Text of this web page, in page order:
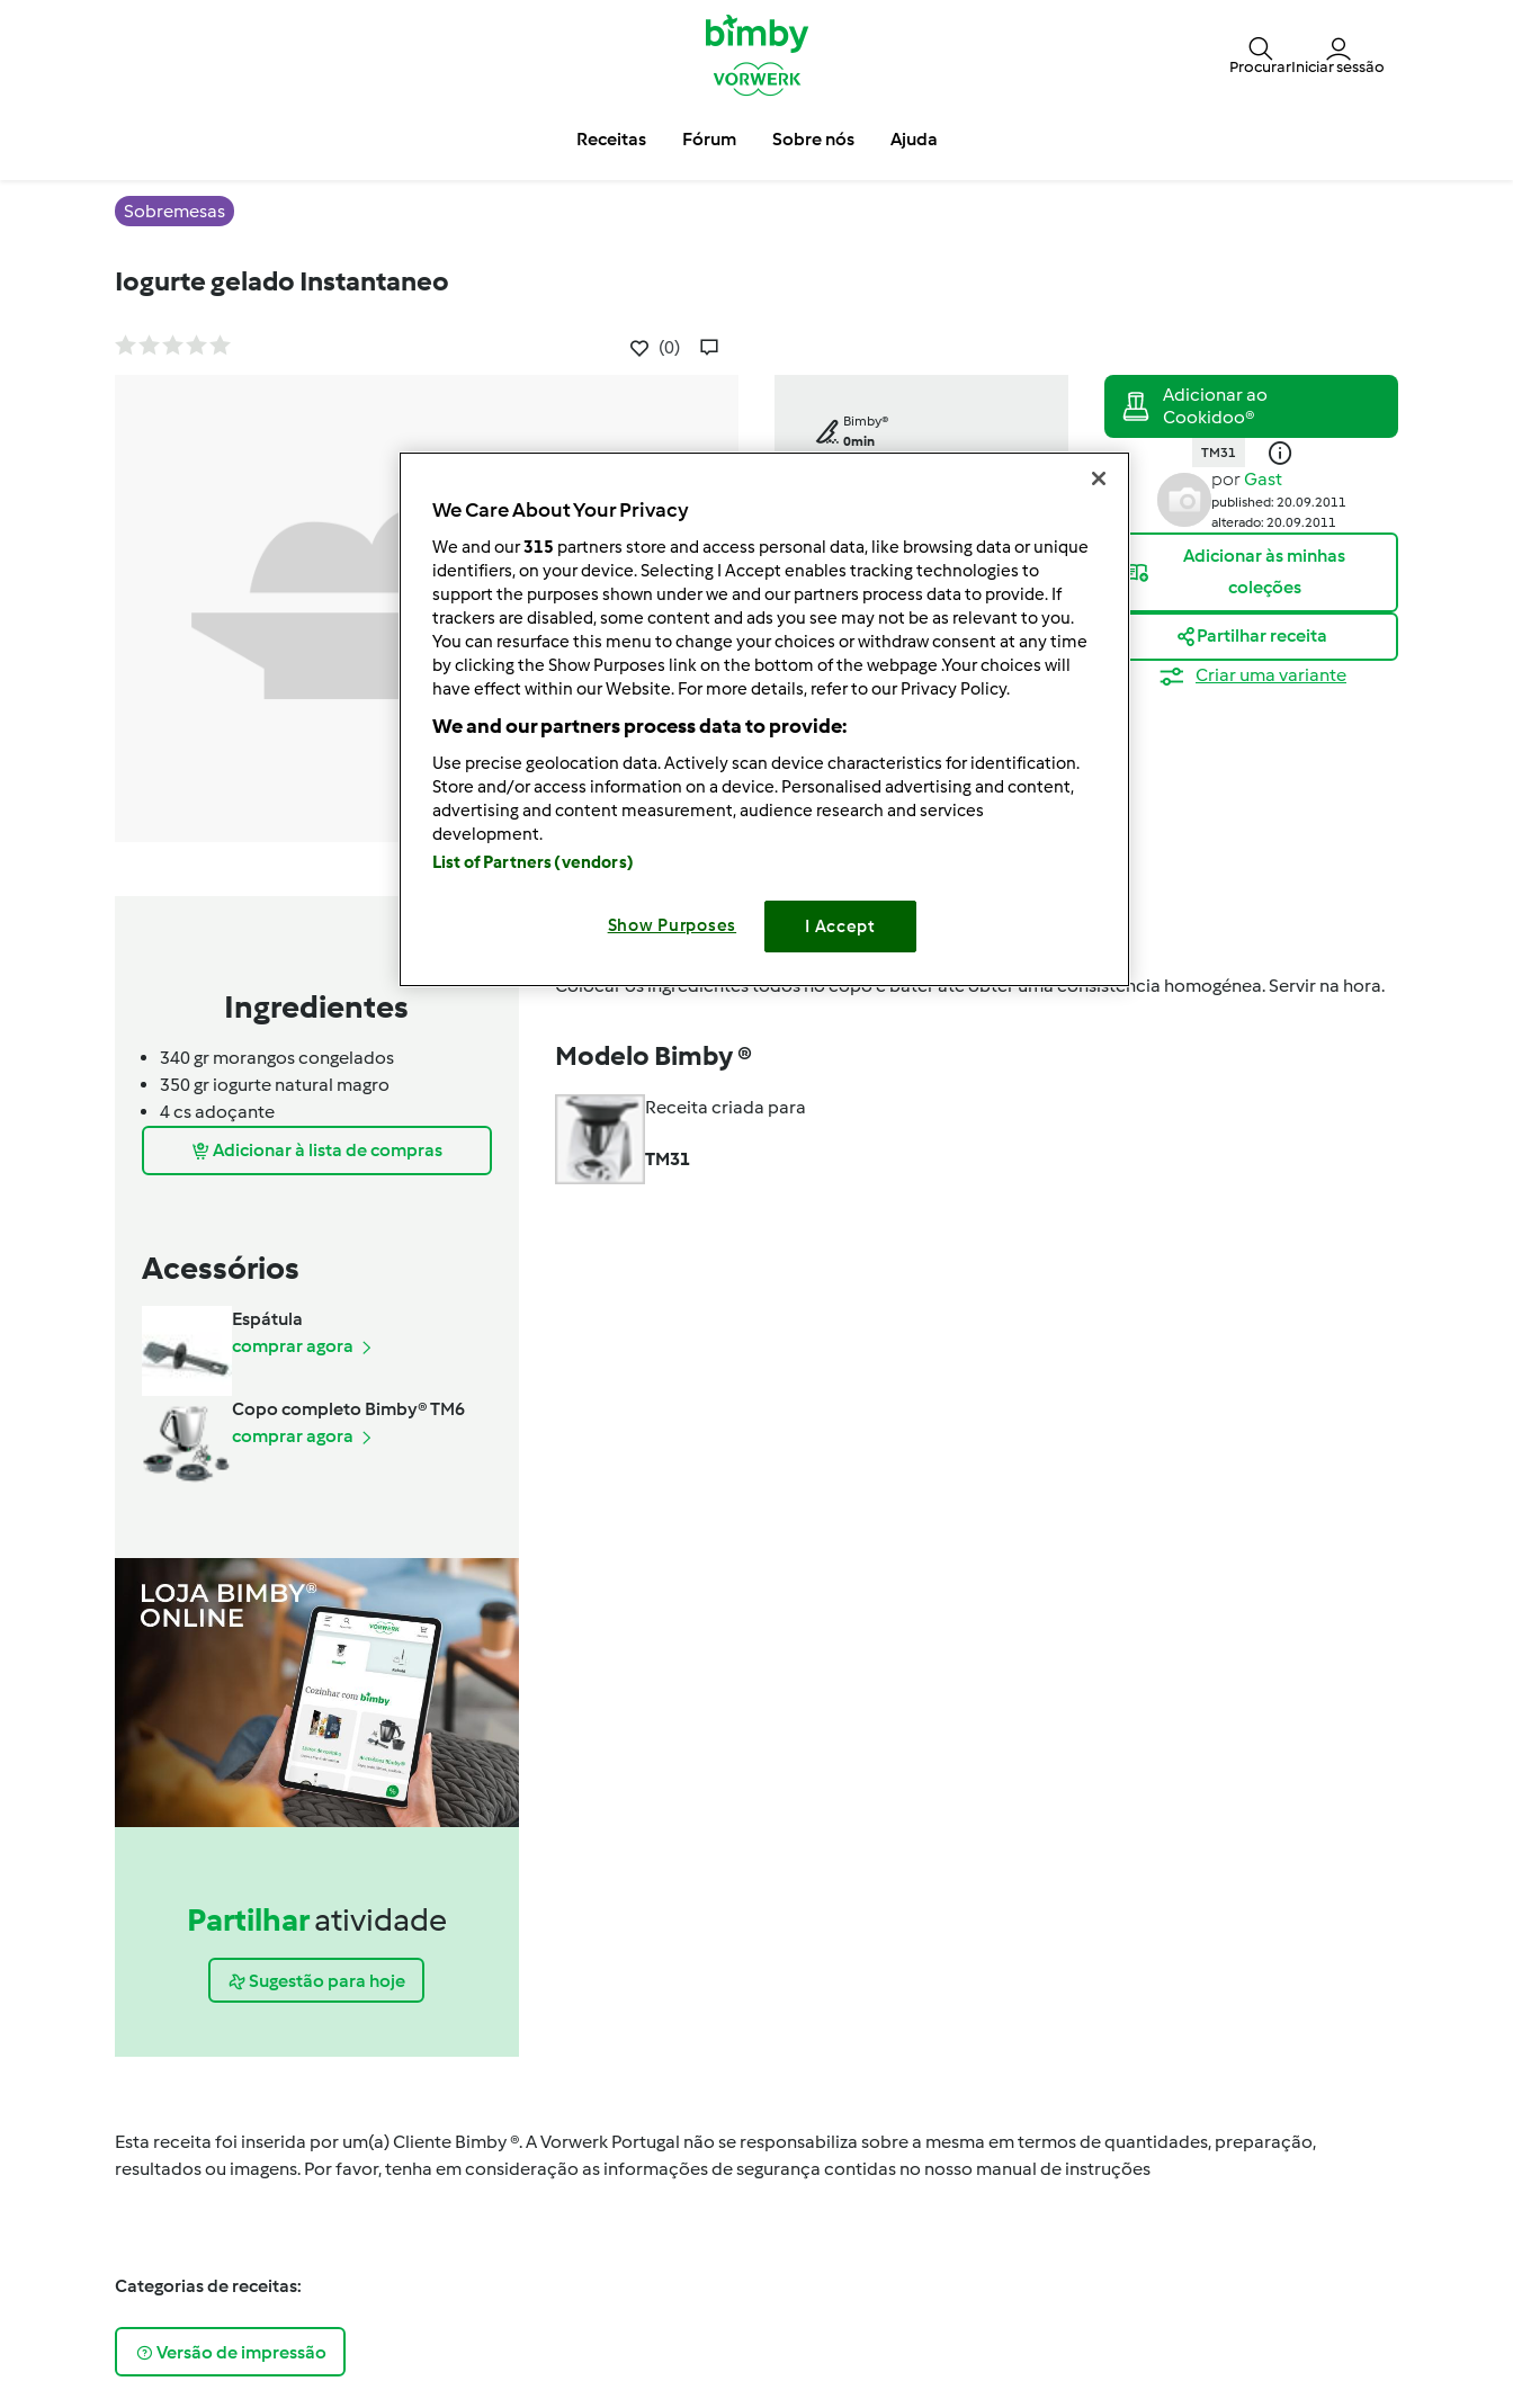
ProcurarIniciar sessão
Receitas Fórum Sobre nós Ajuda
Sobremesas
Iogurte gelado Instantaneo
(0)
Bimby®
0min
0min
dose/s
----
Nível
--
TM31
porGast
published: 20.09.2011
alterado: 20.09.2011
Adicionar às minhas
coleções
Partilhar receita
Criar uma variante
Ingredientes
340 gr morangos congelados
350 gr iogurte natural magro
4 cs adoçante
Adicionar à lista de compras
Acessórios
Espátula
comprar agora
Copo completo Bimby® TM6
comprar agora
Partilharatividade
Sugestão para hoje
Etapa de preparação
Colocar os ingredientes todos no copo e bater até obter uma consistência homogénea. Servir na hora.
Modelo Bimby ®
Receita criada para
TM31
Esta receita foi inserida por um(a) Cliente Bimby ®. A Vorwerk Portugal não se responsabiliza sobre a mesma em termos de quantidades, preparação,
resultados ou imagens. Por favor, tenha em consideração as informações de segurança contidas no nosso manual de instruções
Categorias de receitas:
Versão de impressão
We Care About Your Privacy
We and our315 partners store and access personal data, like browsing data or unique
identifiers, on your device. Selecting I Accept enables tracking technologies to
support the purposes shown under we and our partners process data to provide. If
trackers are disabled, some content and ads you see may not be as relevant to you.
You can resurface this menu to change your choices or withdraw consent at any time
by clicking the Show Purposes link on the bottom of the webpage .Your choices will
have effect within our Website. For more details, refer to our Privacy Policy.
We and our partners process data to provide:
Use precise geolocation data. Actively scan device characteristics for identification.
Store and/or access information on a device. Personalised advertising and content,
advertising and content measurement, audience research and services
development.
List of Partners (vendors)
Show Purposes I Accept